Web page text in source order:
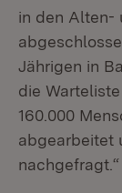
in den Alten-
Jährigen in
die
160.000
abgearbeitet
nachgefragt.“